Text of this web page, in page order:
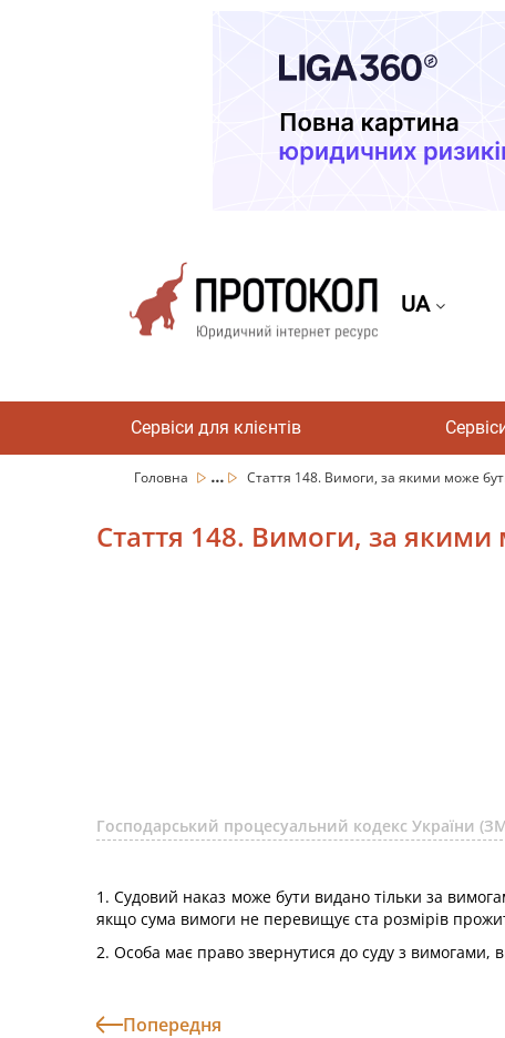
UA
Сервіси для клієнтів
Головна ... Стаття 148. Вимоги, за якими може
Стаття 148. Вимоги, за
Господарський процесуальний кодекс України
1. Судовий наказ може бути видано тільки за
якщо сума вимоги не перевищує ста розмірів
2. Особа має право звернутися до суду з вимогами,
Попередня